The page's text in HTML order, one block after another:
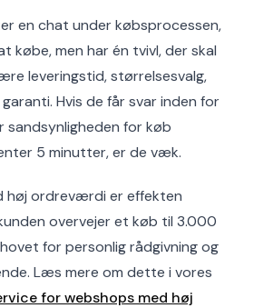
en chat under købsprocessen,
men har én tvivl, der skal
leverings­tid, størrelses­valg,
Hvis de får svar inden for
sandsynligheden for køb
5 minutter, er de væk.
høj ordreværdi er effekten
overvejer et køb til 3.000
for personlig rådgivning og
Læs mere om dette i vores
for webshops med høj